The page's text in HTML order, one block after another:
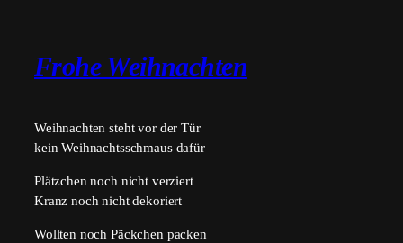
Frohe Weihnachten
Weihnachten steht vor der Tür
kein Weihnachtsschmaus dafür
Plätzchen noch nicht verziert
Kranz noch nicht dekoriert
Wollten noch Päckchen packen